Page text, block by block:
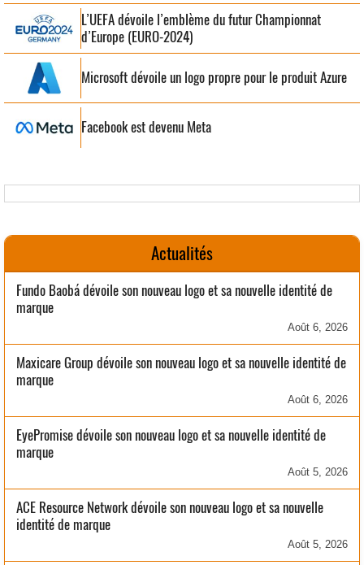
L’UEFA dévoile l’emblème du futur Championnat
d’Europe (EURO-2024)
Microsoft dévoile un logo propre pour le produit Azure
Facebook est devenu Meta
Actualités
Fundo Baobá dévoile son nouveau logo et sa nouvelle identité de
marque
Août 6, 2026
Maxicare Group dévoile son nouveau logo et sa nouvelle identité de
marque
Août 6, 2026
EyePromise dévoile son nouveau logo et sa nouvelle identité de
marque
Août 5, 2026
ACE Resource Network dévoile son nouveau logo et sa nouvelle
identité de marque
Août 5, 2026